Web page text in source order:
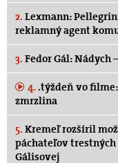
2. Lexmann:
reklamný agent
3. Fedor Gál: Nádych
4. .týždeň vo
zmrzlina
5. Kremeľ rozšíril
páchateľov trestných
Gálisovej